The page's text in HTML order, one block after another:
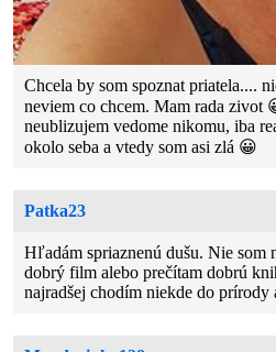
Chcela by som spoznat priatela....
neviem co chcem. Mam rada zivot
neublizujem vedome nikomu, iba
okolo seba a vtedy som asi zlá 😀
Patka23
Hľadám spriaznenú dušu. Nie som
dobrý film alebo prečítam dobrú
najradšej chodím niekde do prírody